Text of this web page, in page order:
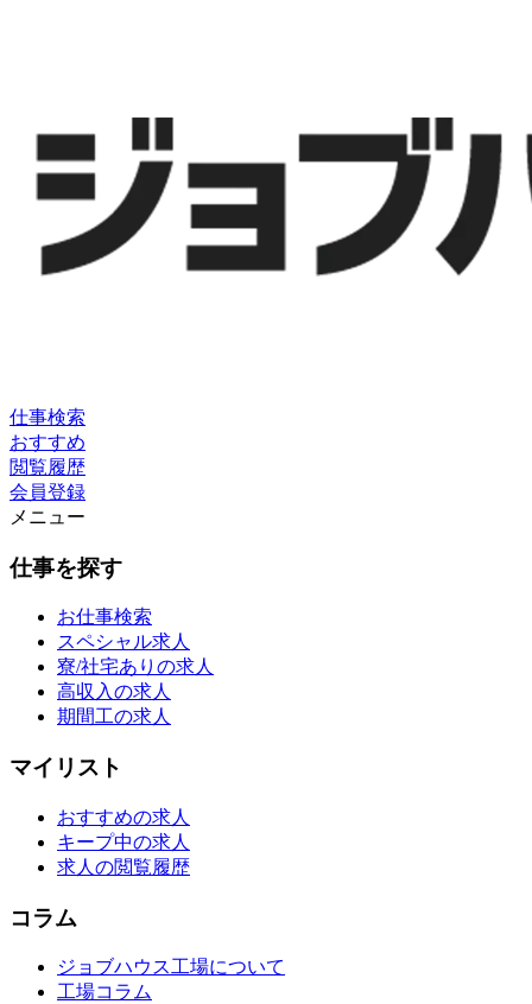
仕事検索
おすすめ
閲覧履歴
会員登録
メニュー
仕事を探す
お仕事検索
スペシャル求人
寮/社宅ありの求人
高収入の求人
期間工の求人
マイリスト
おすすめの求人
キープ中の求人
求人の閲覧履歴
コラム
ジョブハウス工場について
工場コラム